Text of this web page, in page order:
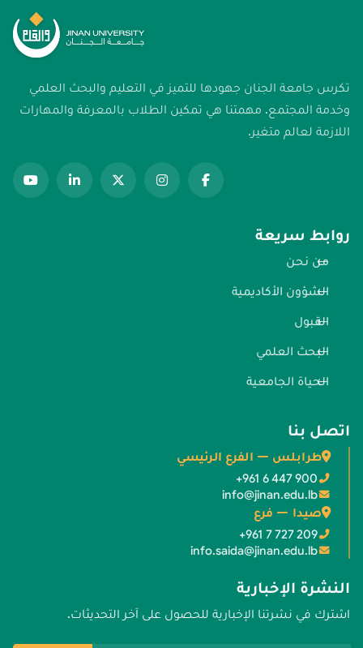
تكرس جامعة الجنان جهودها للتميز في التعليم والبحث العلمي
وخدمة المجتمع. مهمتنا هي تمكين الطلاب بالمعرفة والمهارات
اللازمة لعالم متغير.
روابط سريعة
من نحن
الشؤون الأكاديمية
القبول
البحث العلمي
الحياة الجامعية
اتصل بنا
طرابلس — الفرع الرئيسي
+961 6 447 900
info@jinan.edu.lb
صيدا — فرع
+961 7 727 209
info.saida@jinan.edu.lb
النشرة الإخبارية
اشترك في نشرتنا الإخبارية للحصول على آخر التحديثات.